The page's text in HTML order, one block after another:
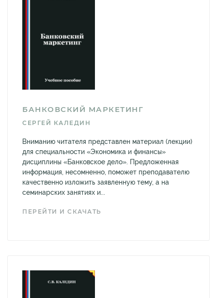
БАНКОВСКИЙ МАРКЕТИНГ
СЕРГЕЙ КАЛЕДИН
Вниманию читателя представлен материал (лекции)
для специальности «Экономика и финансы»
дисциплины «Банковское дело». Предложенная
информация, несомненно, поможет преподавателю
качественно изложить заявленную тему, а на
семинарских занятиях и...
ПЕРЕЙТИ И СКАЧАТЬ